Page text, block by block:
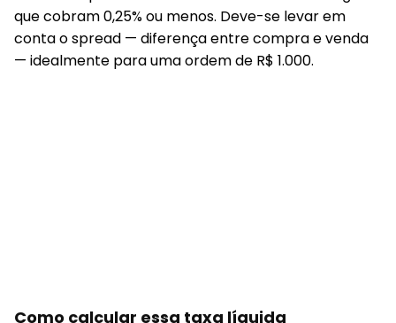
Muitos traders acabam perdendo dinheiro ao
acreditar que estão economizando nas exchanges
que cobram 0,25% ou menos. Deve-se levar em